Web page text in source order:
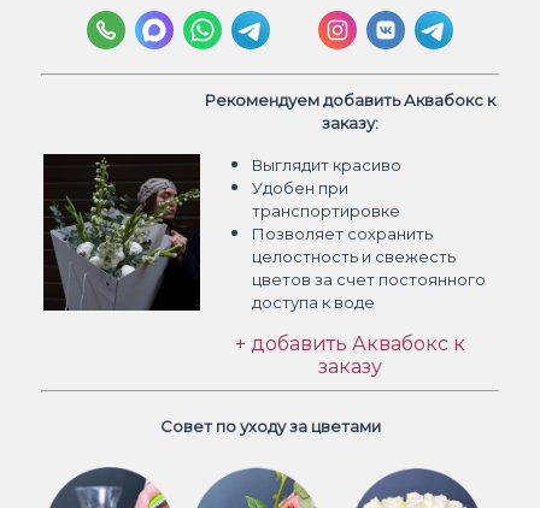
Рекомендуем добавить Аквабокс к
заказу:
Выглядит красиво
Удобен при
транспортировке
Позволяет сохранить
целостность и свежесть
цветов за счет постоянного
доступа к воде
+ добавить Аквабокс к
заказу
Совет по уходу за цветами